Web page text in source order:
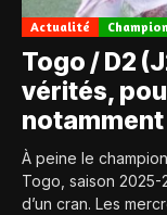
Actualité
Togo / D2
vérités,
notamment
À peine le
Togo, saison
d’un cran. Les